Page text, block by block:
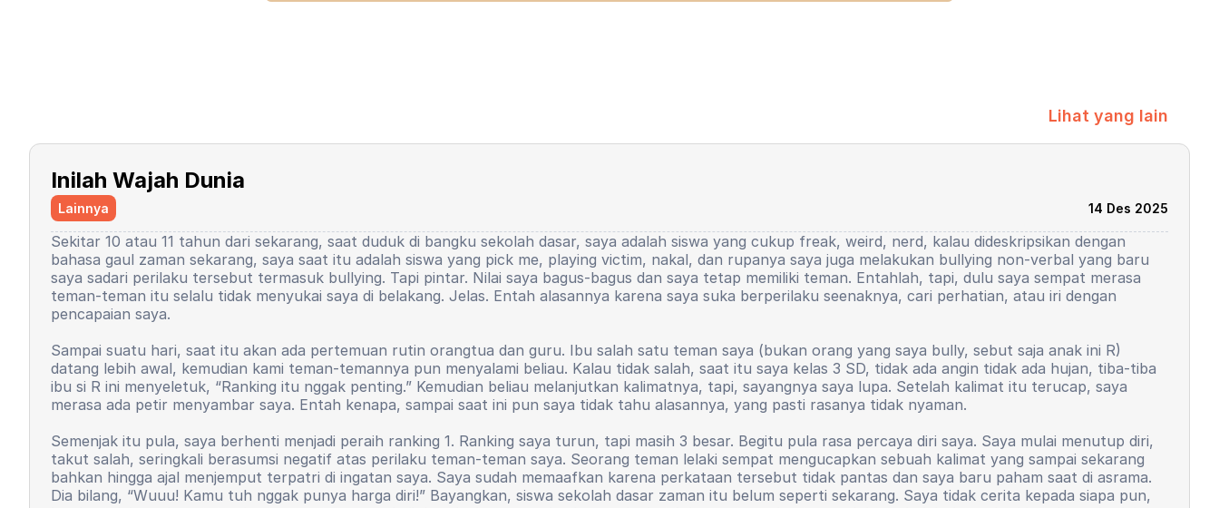
Lihat yang lain
Inilah Wajah Dunia
Lainnya 14 Des 2025
Sekitar 10 atau 11 tahun dari sekarang, saat duduk di bangku sekolah dasar, saya adalah siswa yang cukup freak, weird, nerd, kalau dideskripsikan dengan
bahasa gaul zaman sekarang, saya saat itu adalah siswa yang pick me, playing victim, nakal, dan rupanya saya juga melakukan bullying non-verbal yang baru
saya sadari perilaku tersebut termasuk bullying. Tapi pintar. Nilai saya bagus-bagus dan saya tetap memiliki teman. Entahlah, tapi, dulu saya sempat merasa
teman-teman itu selalu tidak menyukai saya di belakang. Jelas. Entah alasannya karena saya suka berperilaku seenaknya, cari perhatian, atau iri dengan
pencapaian saya.
Sampai suatu hari, saat itu akan ada pertemuan rutin orangtua dan guru. Ibu salah satu teman saya (bukan orang yang saya bully, sebut saja anak ini R)
datang lebih awal, kemudian kami teman-temannya pun menyalami beliau. Kalau tidak salah, saat itu saya kelas 3 SD, tidak ada angin tidak ada hujan, tiba-tiba
ibu si R ini menyeletuk, “Ranking itu nggak penting.” Kemudian beliau melanjutkan kalimatnya, tapi, sayangnya saya lupa. Setelah kalimat itu terucap, saya
merasa ada petir menyambar saya. Entah kenapa, sampai saat ini pun saya tidak tahu alasannya, yang pasti rasanya tidak nyaman.
Semenjak itu pula, saya berhenti menjadi peraih ranking 1. Ranking saya turun, tapi masih 3 besar. Begitu pula rasa percaya diri saya. Saya mulai menutup diri,
takut salah, seringkali berasumsi negatif atas perilaku teman-teman saya. Seorang teman lelaki sempat mengucapkan sebuah kalimat yang sampai sekarang
bahkan hingga ajal menjemput terpatri di ingatan saya. Saya sudah memaafkan karena perkataan tersebut tidak pantas dan saya baru paham saat di asrama.
Dia bilang, “Wuuu! Kamu tuh nggak punya harga diri!” Bayangkan, siswa sekolah dasar zaman itu belum seperti sekarang. Saya tidak cerita kepada siapa pun,